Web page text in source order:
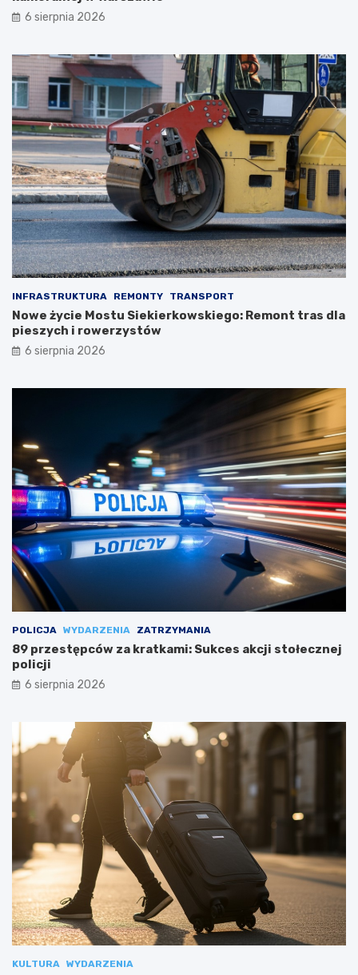
6 sierpnia 2026
INFRASTRUKTURA REMONTY TRANSPORT
Nowe życie Mostu Siekierkowskiego: Remont tras dla
pieszych i rowerzystów
6 sierpnia 2026
POLICJA WYDARZENIA ZATRZYMANIA
89 przestępców za kratkami: Sukces akcji stołecznej
policji
6 sierpnia 2026
KULTURA WYDARZENIA